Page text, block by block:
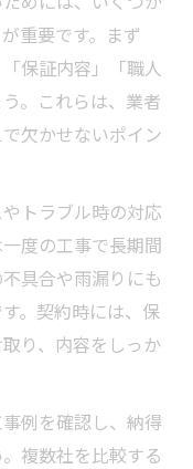
重要です。まず
保証内容」「職人
。これらは、業者
欠かせないポイン
トラブル時の対応
度の工事で長期間
具合や雨漏りにも
。契約時には、保
り、内容をしっか
例を確認し、納得
複数社を比較する